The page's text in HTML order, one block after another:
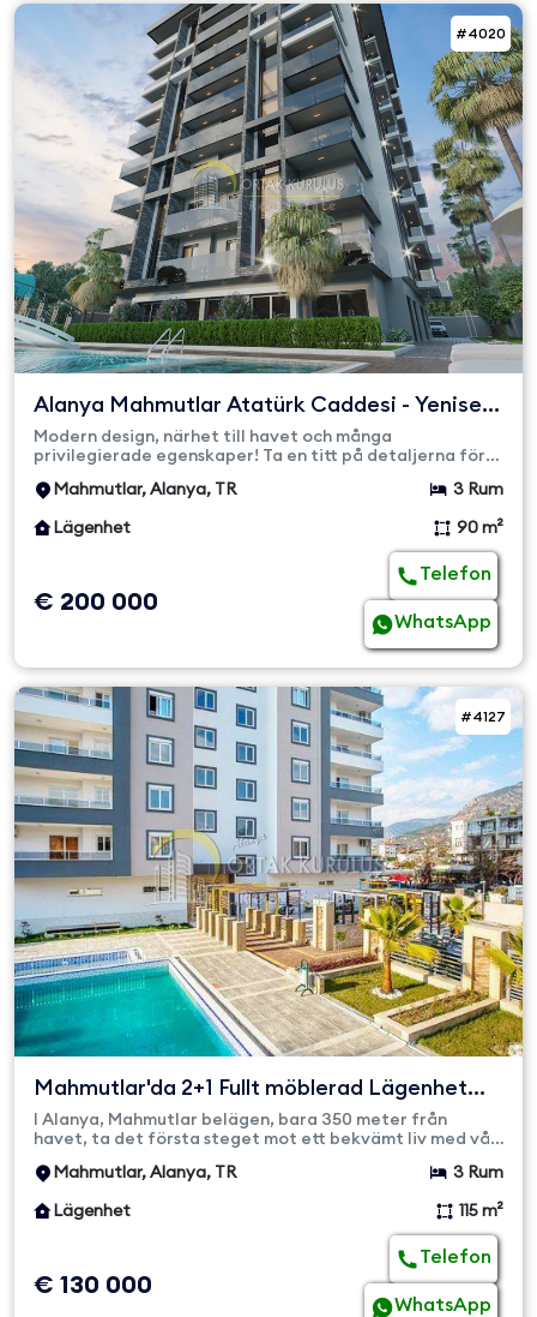
#4020
Alanya Mahmutlar Atatürk Caddesi - Yenisey
Yaparlı Avangard ...
Modern design, närhet till havet och många
privilegierade egenskaper! Ta en titt på detaljerna för
Mahmutlar, Alanya, TR
3 Rum
Lägenhet
90 m²
€ 200 000
Telefon
WhatsApp
#4127
Mahmutlar'da 2+1 Fullt möblerad Lägenhet
Nära stranden
I Alanya, Mahmutlar belägen, bara 350 meter från
havet, ta det första steget mot ett bekvämt liv med vår
Mahmutlar, Alanya, TR
3 Rum
Lägenhet
115 m²
€ 130 000
Telefon
WhatsApp